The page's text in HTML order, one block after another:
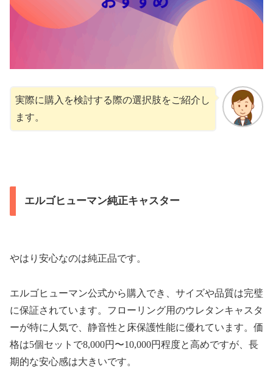
実際に購入を検討する際の選択肢をご紹介し
ます。
エルゴヒューマン純正キャスター
やはり安心なのは純正品です。
エルゴヒューマン公式から購入でき、サイズや品質は完璧
に保証されています。フローリング用のウレタンキャスタ
ーが特に人気で、静音性と床保護性能に優れています。価
格は5個セットで8,000円〜10,000円程度と高めですが、長
期的な安心感は大きいです。